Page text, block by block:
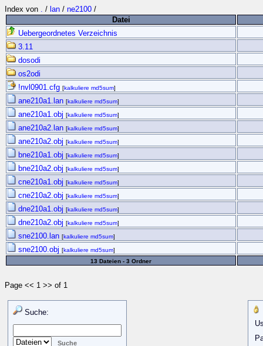
Index von . / lan / ne2100 /
Datei
Uebergeordnetes Verzeichnis
3.11
dosodi
os2odi
!nvl0901.cfg [kalkuliere md5sum]
ane210a1.lan [kalkuliere md5sum]
ane210a1.obj [kalkuliere md5sum]
ane210a2.lan [kalkuliere md5sum]
ane210a2.obj [kalkuliere md5sum]
bne210a1.obj [kalkuliere md5sum]
bne210a2.obj [kalkuliere md5sum]
cne210a1.obj [kalkuliere md5sum]
cne210a2.obj [kalkuliere md5sum]
dne210a1.obj [kalkuliere md5sum]
dne210a2.obj [kalkuliere md5sum]
sne2100.lan [kalkuliere md5sum]
sne2100.obj [kalkuliere md5sum]
13 Dateien - 3 Ordner
Page << 1 >> of 1
Suche: